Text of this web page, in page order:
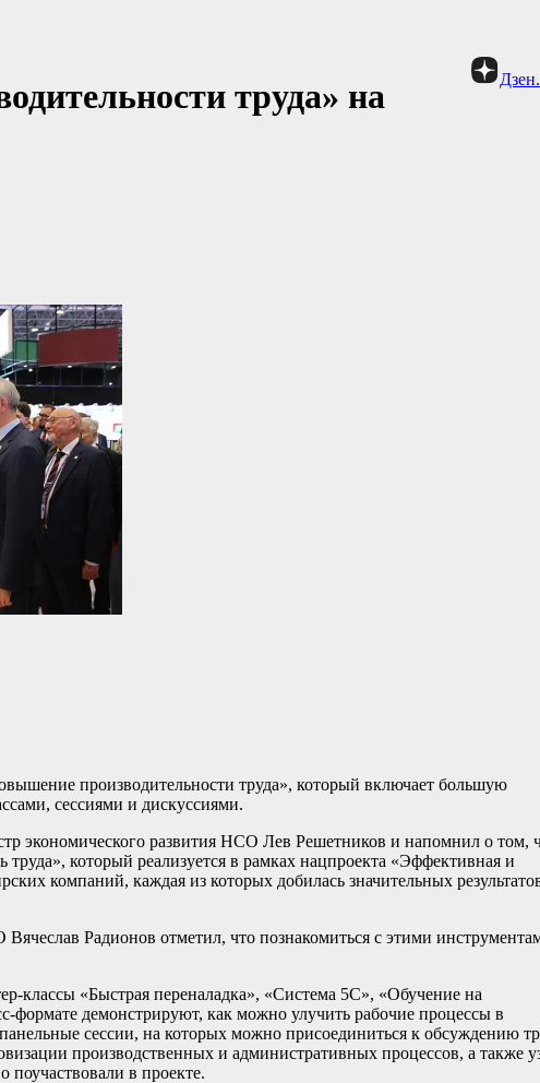
труда» на
производительности труда», который включает большую
сессиями и дискуссиями.
экономического развития НСО Лев Решетников и напомнил о том,
который реализуется в рамках нацпроекта «Эффективная и
компаний, каждая из которых добилась значительных
Радионов отметил, что познакомиться с этими
«Быстрая переналадка», «Система 5С», «Обучение на
формате демонстрируют, как можно улучить рабочие процессы в
сессии, на которых можно присоединиться к обсуждению
производственных и административных процессов, а также
в проекте.